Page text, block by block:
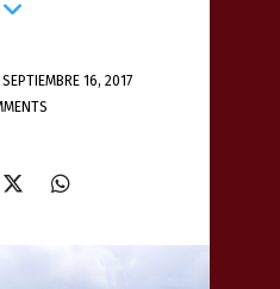
SEPTIEMBRE 16, 2017